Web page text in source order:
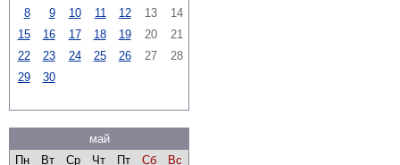
8
9 10 11 12 13
14
15
16 17 18 19 20
21
22
23 24 25 26 27
28
29
30
май
Пн
Вт Ср Чт Пт Сб
Вс